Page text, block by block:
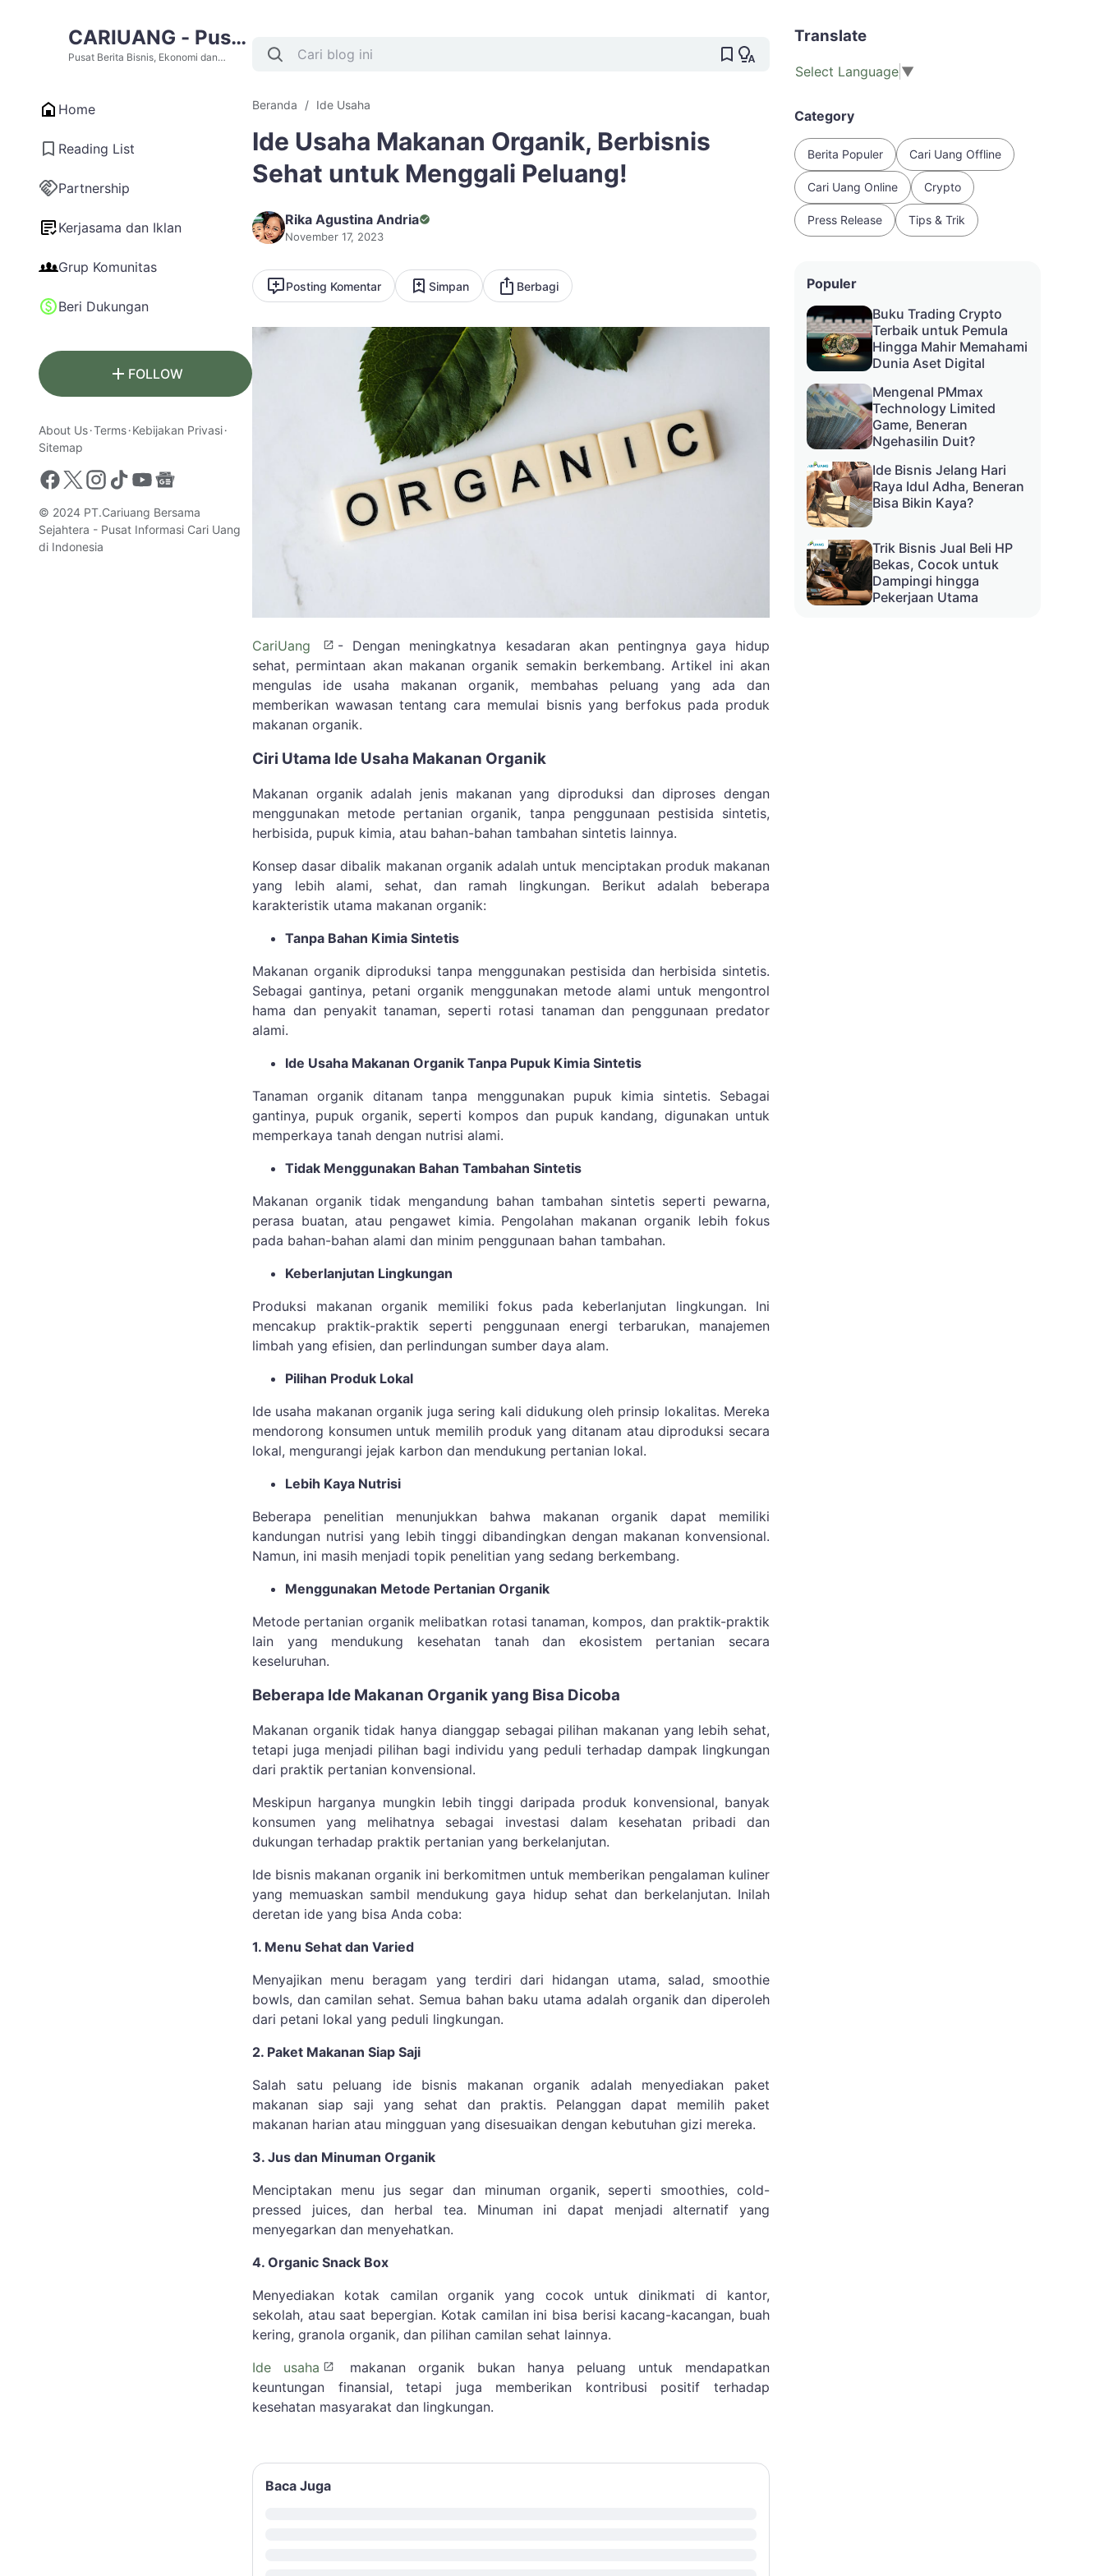
CARIUANG - Pusat
Berita Bisnis,
Uang Terupdate
Hari Ini
Pusat Berita Bisnis, Ekonomi dan
Home
Reading List
Partnership
Kerjasama dan Iklan
Grup Komunitas
Beri Dukungan
FOLLOW
About Us Terms Kebijakan Privasi
Sitemap
© 2024 PT.Cariuang Bersama
Sejahtera - Pusat Informasi Cari Uang
di Indonesia
Beranda Ide Usaha
Ide Usaha Makanan Organik, Berbisnis
Sehat untuk Menggali Peluang!
Rika Agustina Andria
November 17, 2023
Posting Komentar Simpan Berbagi
CariUang
- Dengan meningkatnya kesadaran akan pentingnya gaya hidup
sehat, permintaan akan makanan organik semakin berkembang. Artikel ini akan
mengulas ide usaha makanan organik, membahas peluang yang ada dan
memberikan wawasan tentang cara memulai bisnis yang berfokus pada produk
makanan organik.
Ciri Utama Ide Usaha Makanan Organik
Makanan organik adalah jenis makanan yang diproduksi dan diproses dengan
menggunakan metode pertanian organik, tanpa penggunaan pestisida sintetis,
herbisida, pupuk kimia, atau bahan-bahan tambahan sintetis lainnya.
Konsep dasar dibalik makanan organik adalah untuk menciptakan produk makanan
yang lebih alami, sehat, dan ramah lingkungan. Berikut adalah beberapa
karakteristik utama makanan organik:
Tanpa Bahan Kimia Sintetis
Makanan organik diproduksi tanpa menggunakan pestisida dan herbisida sintetis.
Sebagai gantinya, petani organik menggunakan metode alami untuk mengontrol
hama dan penyakit tanaman, seperti rotasi tanaman dan penggunaan predator
alami.
Ide Usaha Makanan Organik Tanpa Pupuk Kimia Sintetis
Tanaman organik ditanam tanpa menggunakan pupuk kimia sintetis. Sebagai
gantinya, pupuk organik, seperti kompos dan pupuk kandang, digunakan untuk
memperkaya tanah dengan nutrisi alami.
Tidak Menggunakan Bahan Tambahan Sintetis
Makanan organik tidak mengandung bahan tambahan sintetis seperti pewarna,
perasa buatan, atau pengawet kimia. Pengolahan makanan organik lebih fokus
pada bahan-bahan alami dan minim penggunaan bahan tambahan.
Keberlanjutan Lingkungan
Produksi makanan organik memiliki fokus pada keberlanjutan lingkungan. Ini
mencakup praktik-praktik seperti penggunaan energi terbarukan, manajemen
limbah yang efisien, dan perlindungan sumber daya alam.
Pilihan Produk Lokal
Ide usaha makanan organik juga sering kali didukung oleh prinsip lokalitas. Mereka
mendorong konsumen untuk memilih produk yang ditanam atau diproduksi secara
lokal, mengurangi jejak karbon dan mendukung pertanian lokal.
Lebih Kaya Nutrisi
Beberapa penelitian menunjukkan bahwa makanan organik dapat memiliki
kandungan nutrisi yang lebih tinggi dibandingkan dengan makanan konvensional.
Namun, ini masih menjadi topik penelitian yang sedang berkembang.
Menggunakan Metode Pertanian Organik
Metode pertanian organik melibatkan rotasi tanaman, kompos, dan praktik-praktik
lain yang mendukung kesehatan tanah dan ekosistem pertanian secara
keseluruhan.
Beberapa Ide Makanan Organik yang Bisa Dicoba
Makanan organik tidak hanya dianggap sebagai pilihan makanan yang lebih sehat,
tetapi juga menjadi pilihan bagi individu yang peduli terhadap dampak lingkungan
dari praktik pertanian konvensional.
Meskipun harganya mungkin lebih tinggi daripada produk konvensional, banyak
konsumen yang melihatnya sebagai investasi dalam kesehatan pribadi dan
dukungan terhadap praktik pertanian yang berkelanjutan.
Ide bisnis makanan organik ini berkomitmen untuk memberikan pengalaman kuliner
yang memuaskan sambil mendukung gaya hidup sehat dan berkelanjutan. Inilah
deretan ide yang bisa Anda coba:
1. Menu Sehat dan Varied
Menyajikan menu beragam yang terdiri dari hidangan utama, salad, smoothie
bowls, dan camilan sehat. Semua bahan baku utama adalah organik dan diperoleh
dari petani lokal yang peduli lingkungan.
2. Paket Makanan Siap Saji
Salah satu peluang ide bisnis makanan organik adalah menyediakan paket
makanan siap saji yang sehat dan praktis. Pelanggan dapat memilih paket
makanan harian atau mingguan yang disesuaikan dengan kebutuhan gizi mereka.
3. Jus dan Minuman Organik
Menciptakan menu jus segar dan minuman organik, seperti smoothies, cold-
pressed juices, dan herbal tea. Minuman ini dapat menjadi alternatif yang
menyegarkan dan menyehatkan.
4. Organic Snack Box
Menyediakan kotak camilan organik yang cocok untuk dinikmati di kantor,
sekolah, atau saat bepergian. Kotak camilan ini bisa berisi kacang-kacangan, buah
kering, granola organik, dan pilihan camilan sehat lainnya.
Ide usaha
makanan organik bukan hanya peluang untuk mendapatkan
keuntungan finansial, tetapi juga memberikan kontribusi positif terhadap
kesehatan masyarakat dan lingkungan.
Baca Juga
Translate
Select Language ▼
Category
Berita Populer Cari Uang Offline
Cari Uang Online Crypto
Press Release Tips & Trik
Populer
Buku Trading Crypto
Terbaik untuk Pemula
Hingga Mahir Memahami
Dunia Aset Digital
Mengenal PMmax
Technology Limited
Game, Beneran
Ngehasilin Duit?
Ide Bisnis Jelang Hari
Raya Idul Adha, Beneran
Bisa Bikin Kaya?
Trik Bisnis Jual Beli HP
Bekas, Cocok untuk
Dampingi hingga
Pekerjaan Utama